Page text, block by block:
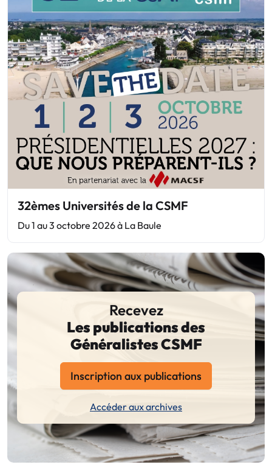
32èmes Universités de la CSMF
Du 1 au 3 octobre 2026 à La Baule
Recevez
Les publications des
Généralistes CSMF
Inscription aux publications
Accéder aux archives